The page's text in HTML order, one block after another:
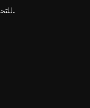
للتحقق مما إذا كان هناك أي تسرب من سفينة الشحن.